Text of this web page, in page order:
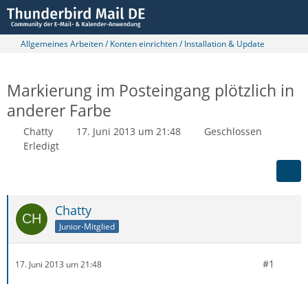
Allgemeines Arbeiten / Konten einrichten / Installation & Update
Markierung im Posteingang plötzlich in
anderer Farbe
Chatty 17. Juni 2013 um 21:48
Geschlossen
Erledigt
Chatty
Junior-Mitglied
17. Juni 2013 um 21:48 #1